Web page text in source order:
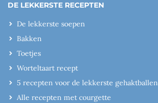
DE LEKKERSTE RECEPTEN
De lekkerste soepen
Bakken
Toetjes
Worteltaart recept
5 recepten voor de lekkerste gehaktballen
Alle recepten met courgette